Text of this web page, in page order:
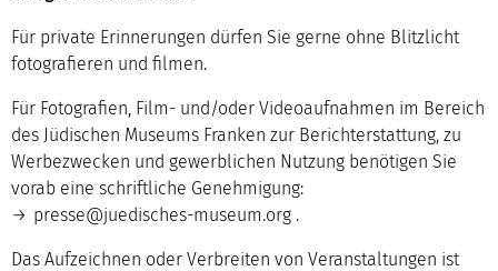
Für private Erinnerungen dürfen Sie gerne ohne Blitzlicht
fotografieren und filmen.
Für Fotografien, Film- und/oder Videoaufnahmen im Bereich
des Jüdischen Museums Franken zur Berichterstattung, zu
Werbezwecken und gewerblichen Nutzung benötigen Sie
vorab eine schriftliche Genehmigung:
presse@juedisches-museum.org.
Das Aufzeichnen oder Verbreiten von Veranstaltungen ist